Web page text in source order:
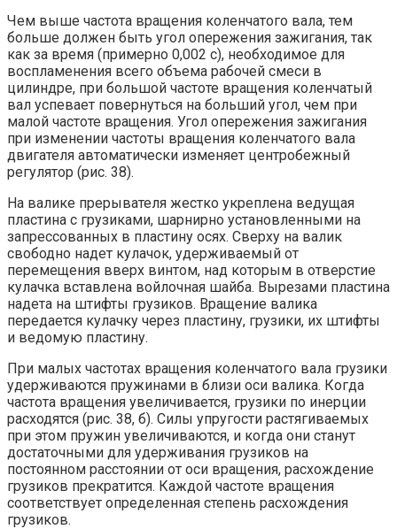
Чем выше частота вращения коленчатого вала, тем
больше должен быть угол опережения зажигания, так
как за время (примерно 0,002 с), необходимое для
воспламенения всего объема рабочей смеси в
цилиндре, при большой частоте вращения коленчатый
вал успевает повернуться на больший угол, чем при
малой частоте вращения. Угол опережения зажигания
при изменении частоты вращения коленчатого вала
двигателя автоматически изменяет центробежный
регулятор (рис. 38).
На валике прерывателя жестко укреплена ведущая
пластина с грузиками, шарнирно установленными на
запрессованных в пластину осях. Сверху на валик
свободно надет кулачок, удерживаемый от
перемещения вверх винтом, над которым в отверстие
кулачка вставлена войлочная шайба. Вырезами пластина
надета на штифты грузиков. Вращение валика
передается кулачку через пластину, грузики, их штифты
и ведомую пластину.
При малых частотах вращения коленчатого вала грузики
удерживаются пружинами в близи оси валика. Когда
частота вращения увеличивается, грузики по инерции
расходятся (рис. 38, б). Силы упругости растягиваемых
при этом пружин увеличиваются, и когда они станут
достаточными для удерживания грузиков на
постоянном расстоянии от оси вращения, расхождение
грузиков прекратится. Каждой частоте вращения
соответствует определенная степень расхождения
грузиков.